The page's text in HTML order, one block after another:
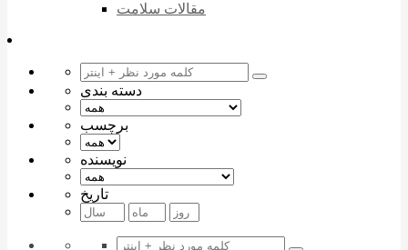
مقالات سلامت
دسته بندی
برچسب
نویسنده
تاریخ